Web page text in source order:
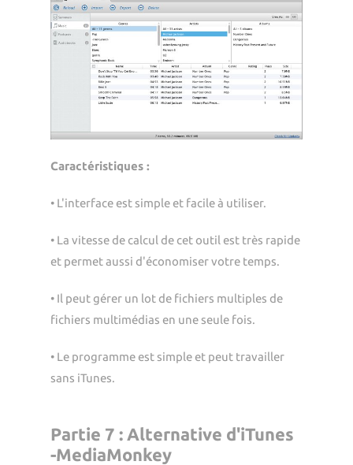
Caractéristiques :
• L'interface est simple et facile à utiliser.
• La vitesse de calcul de cet outil est très rapide
et permet aussi d'économiser votre temps.
• Il peut gérer un lot de fichiers multiples de
fichiers multimédias en une seule fois.
• Le programme est simple et peut travailler
sans iTunes.
Partie 7 : Alternative d'iTunes
-MediaMonkey